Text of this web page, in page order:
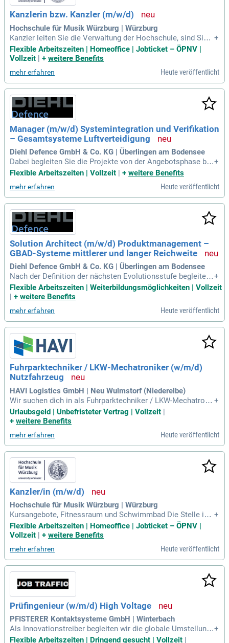
Kanzlerin bzw. Kanzler (m/w/d)
Hochschule für Musik Würzburg | Würzburg
Kanzler leiten Sie die Verwaltung der Hochschule, sind Sie
Mitglied der Hochschulleitung und Beauftragte bzw. Beauftr
agter für den Haushalt sowie Dienstvorgesetzte bzw.
+
Flexible Arbeitszeiten | Homeoffice | Jobticket – ÖPNV |
Vollzeit | + weitere Benefits
mehr erfahren Heute veröffentlicht
Manager (m/w/d) Systemintegration und Verifikation
– Gesamtsysteme Luftverteidigung
Diehl Defence GmbH & Co. KG | Überlingen am Bodensee
Dabei begleiten Sie die Projekte von der Angebotsphase bis
zur Abwicklung des Vertrages und fungieren in Kundengespr
+
Flexible Arbeitszeiten | Vollzeit | + weitere Benefits
mehr erfahren Heute veröffentlicht
Solution Architect (m/w/d) Produktmanagement –
GBAD-Systeme mittlerer und langer Reichweite
Diehl Defence GmbH & Co. KG | Überlingen am Bodensee
Nach der Definition der nächsten Evolutionsstufe begleiten
Sie diese bis zur Kundenreife.
+
Flexible Arbeitszeiten | Weiterbildungsmöglichkeiten | Vollzeit
+ weitere Benefits
mehr erfahren Heute veröffentlicht
Fuhrparktechniker / LKW-Mechatroniker (w/m/d)
Nutzfahrzeug
HAVI Logistics GmbH | Neu Wulmstorf (Niederelbe)
Wir suchen dich in als Fuhrparktechniker / LKW-Mechatroni
ker (w⁠/⁠m⁠/⁠d) Nutzfahrzeug: Du sorgst dafür, dass unser Fuhr
park reibungslos funktioniert; du bist quasi unser eigener Nf
+
Urlaubsgeld | Unbefristeter Vertrag | Vollzeit |
+ weitere Benefits
mehr erfahren Heute veröffentlicht
Kanzler/in (m/w/d)
Hochschule für Musik Würzburg | Würzburg
Kursangebote, Fitnessraum und Schwimmbad Die Stelle ist
für die Besetzung mit schwerbehinderten Menschen geeigne
t.
+
Flexible Arbeitszeiten | Homeoffice | Jobticket – ÖPNV |
Vollzeit | + weitere Benefits
mehr erfahren Heute veröffentlicht
Prüfingenieur (w/m/d) High Voltage
PFISTERER Kontaktsysteme GmbH | Winterbach
Als Innovationstreiber begleiten wir die globale Umstellung
auf erneuerbare Energien sowie den Ausbau der Stromnetz
+
Flexible Arbeitszeiten | Dringend gesucht | Vollzeit